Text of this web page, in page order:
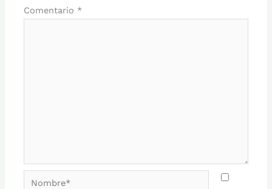
Comentario *
Nombre*